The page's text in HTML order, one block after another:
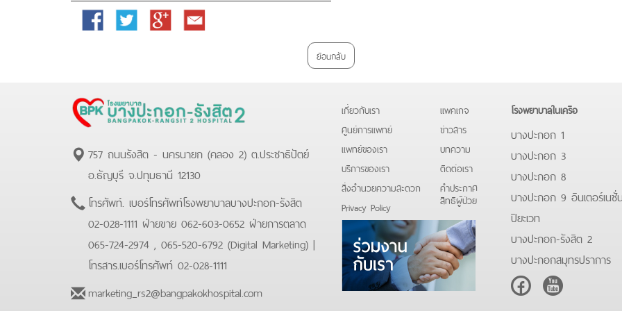
Facebook Twitter
Google
Email
ย้อนกลับ
757 ถนนรังสิต - นครนายก (คลอง 2) ต.ประชาธิปัตย์
อ.ธัญบุรี จ.ปทุมธานี 12130
โทรศัพท์. เบอร์โทรศัพท์โรงพยาบาลบางปะกอก-รังสิต
02-028-1111 ฝ่ายขาย 062-603-0652 ฝ่ายการตลาด
065-724-2974 , 065-520-6792 (Digital Marketing) |
โทรสาร.เบอร์โทรศัพท์ 02-028-1111
marketing_rs2@bangpakokhospital.com
เกี่ยวกับเรา
ศูนย์การแพทย์
แพทย์ของเรา
บริการของเรา
สิ่งอำนวยความสะดวก
Privacy Policy
แพคเกจ
ข่าวสาร
บทความ
ติดต่อเรา
คําประกาศ
สิทธิผู้ป่วย
โรงพยาบาลในเครือ
บางปะกอก 1
บางปะกอก 3
บางปะกอก 8
บางปะกอก 9 อินเตอร์เนชั่
ปิยะเวท
บางปะกอก-รังสิต 2
บางปะกอกสมุทรปราการ
FacebookYoutube